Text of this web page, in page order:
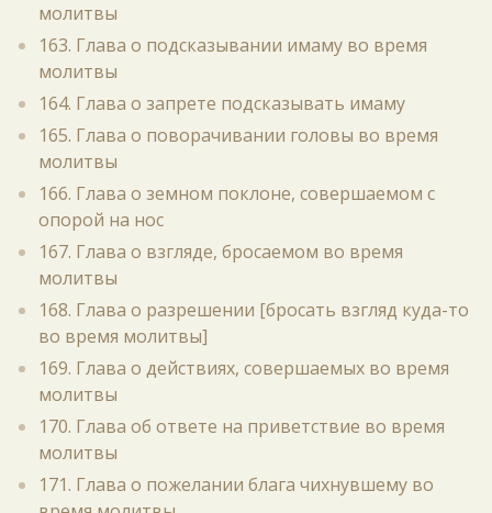
молитвы
163. Глава о подсказывании имаму во время
молитвы
164. Глава о запрете подсказывать имаму
165. Глава о поворачивании головы во время
молитвы
166. Глава о земном поклоне, совершаемом с
опорой на нос
167. Глава о взгляде, бросаемом во время
молитвы
168. Глава о разрешении [бросать взгляд куда-то
во время молитвы]
169. Глава о действиях, совершаемых во время
молитвы
170. Глава об ответе на приветствие во время
молитвы
171. Глава о пожелании блага чихнувшему во